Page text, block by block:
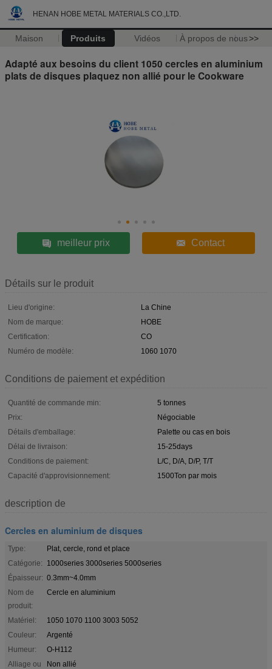
HENAN HOBE METAL MATERIALS CO.,LTD.
Maison Produits Vidéos À propos de nous>>
Adapté aux besoins du client 1050 cercles en aluminium
plats de disques plaquez non allié pour le Cookware
meilleur prix Contact
Détails sur le produit
Lieu d'origine:
La Chine
Nom de marque:
HOBE
Certification:
CO
Numéro de modèle:
1060 1070
Conditions de paiement et expédition
Quantité de commande min:
5 tonnes
Prix:
Négociable
Détails d'emballage:
Palette ou cas en bois
Délai de livraison:
15-25days
Conditions de paiement:
L/C, D/A, D/P, T/T
Capacité d'approvisionnement:
1500Ton par mois
description de
Cercles en aluminium de disques
Type:
Plat, cercle, rond et place
Catégorie:
1000series 3000series 5000series
Épaisseur: 0.3mm~4.0mm
Nom de
produit:
Cercle en aluminium
Matériel:
1050 1070 1100 3003 5052
Couleur:
Argenté
Humeur:
O-H112
Alliage ou
Non allié